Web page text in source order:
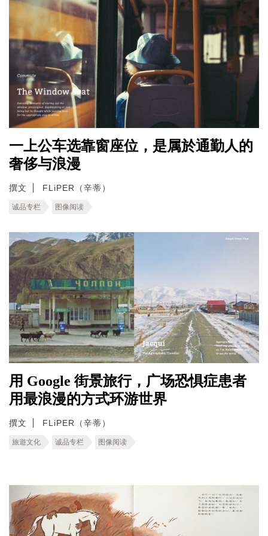
一上公车选靠窗座位，是属於通勤人的
奢侈与浪漫
撰文 FLiPER（辛蒂）
诚品专栏 图像阅读
用 Google 街景旅行，广场恐惧症患者
用最浪漫的方式环游世界
撰文 FLiPER（辛蒂）
旅遊文化 诚品专栏 图像阅读